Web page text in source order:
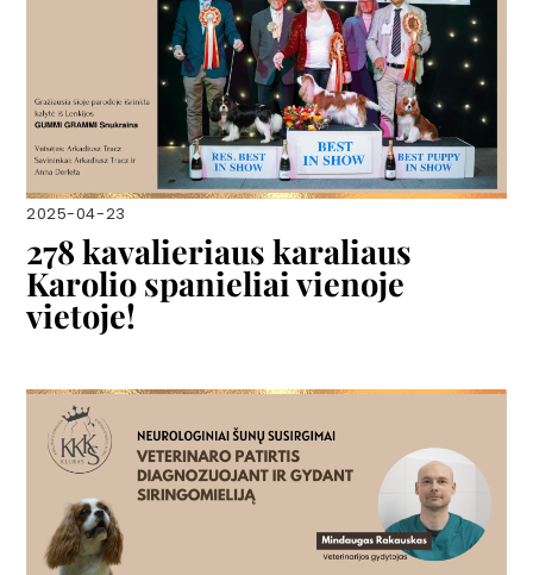
2025-04-23
278 kavalieriaus karaliaus
Karolio spanieliai vienoje
vietoje!